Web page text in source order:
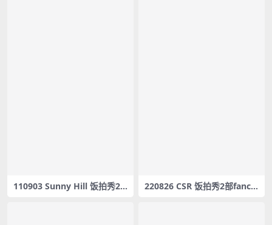
110903 Sunny Hill 饭拍秀2
220826 CSR 饭拍秀2部fanca